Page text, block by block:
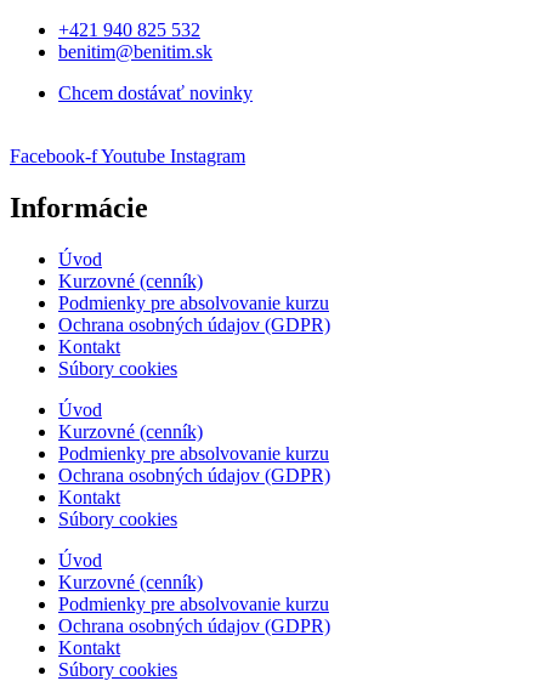
+421 940 825 532
benitim@benitim.sk
Chcem dostávať novinky
Facebook-fYoutube Instagram
Informácie
Úvod
Kurzovné (cenník)
Podmienky pre absolvovanie kurzu
Ochrana osobných údajov (GDPR)
Kontakt
Súbory cookies
Úvod
Kurzovné (cenník)
Podmienky pre absolvovanie kurzu
Ochrana osobných údajov (GDPR)
Kontakt
Súbory cookies
Úvod
Kurzovné (cenník)
Podmienky pre absolvovanie kurzu
Ochrana osobných údajov (GDPR)
Kontakt
Súbory cookies